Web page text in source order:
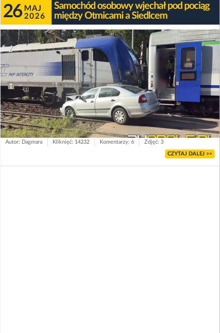
26 MAJ
2026
Samochód osobowy wjechał pod pociąg
między Otmicami a Siedlcem
Autor: Dagmara Kliknięć: 14232 Komentarzy: 6 Zdjęć: 3
CZYTAJ DALEJ >>